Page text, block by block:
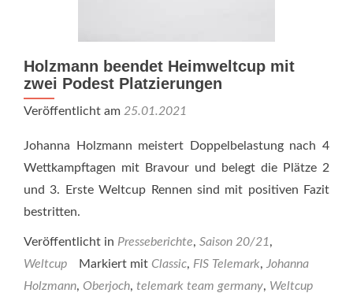
Holzmann beendet Heimweltcup mit
zwei Podest Platzierungen
Veröffentlicht am 25.01.2021
Johanna Holzmann meistert Doppelbelastung nach 4
Wettkampftagen mit Bravour und belegt die Plätze 2
und 3. Erste Weltcup Rennen sind mit positiven Fazit
bestritten.
Veröffentlicht in Presseberichte, Saison 20/21,
Weltcup
Markiert mit Classic, FIS Telemark, Johanna
Holzmann, Oberjoch, telemark team germany, Weltcup